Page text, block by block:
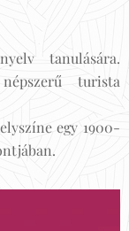
tanulására.
turista
egy 1900-